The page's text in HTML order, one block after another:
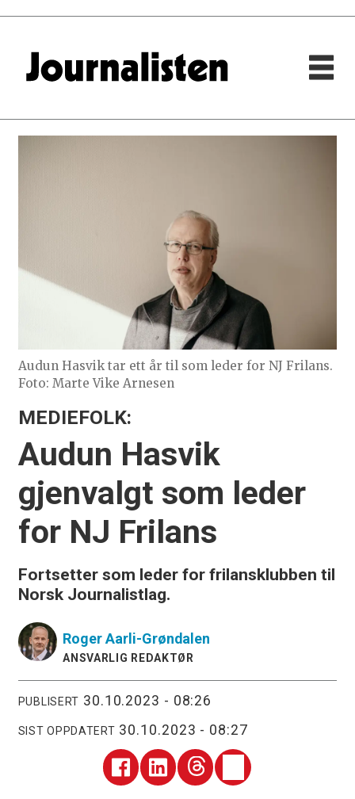
Audun Hasvik tar ett år til som leder for NJ Frilans.
Foto: Marte Vike Arnesen
MEDIEFOLK:
Audun Hasvik
gjenvalgt som leder
for NJ Frilans
Fortsetter som leder for frilansklubben til
Norsk Journalistlag.
RogerAarli-Grøndalen
ANSVARLIG REDAKTØR
PUBLISERT 30.10.2023 - 08:26
SIST OPPDATERT 30.10.2023 - 08:27